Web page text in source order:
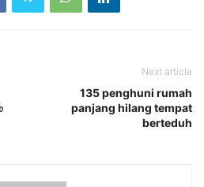
Next article
135 penghuni rumah
panjang hilang tempat
berteduh